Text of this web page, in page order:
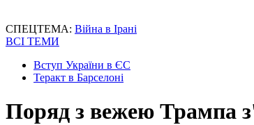
СПЕЦТЕМА: Війна в Ірані
ВСІ ТЕМИ
Вступ України в ЄС
Теракт в Барселоні
Поряд з вежею Трампа